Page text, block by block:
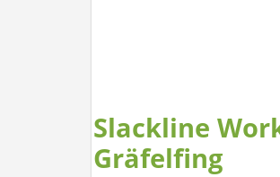
Anfänger
Slacklines“
Slackline
Gräfelfing